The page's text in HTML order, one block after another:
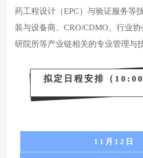
药工程设计（EPC）与验证服务等
装与设备商、CRO/CDMO、行业
研院所等产业链相关的专业管理与
拟定日程安排（
11月12日